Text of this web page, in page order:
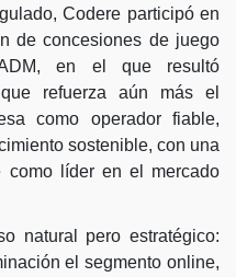
Codere participó en
de concesiones de juego
en el que resultó
refuerza aún más el
como operador fiable,
sostenible, con una
como líder en el mercado
natural pero estratégico:
el segmento online,